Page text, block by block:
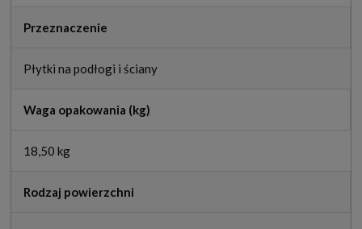
Przeznaczenie
Płytki na podłogi i ściany
Waga opakowania (kg)
18,50 kg
Rodzaj powierzchni